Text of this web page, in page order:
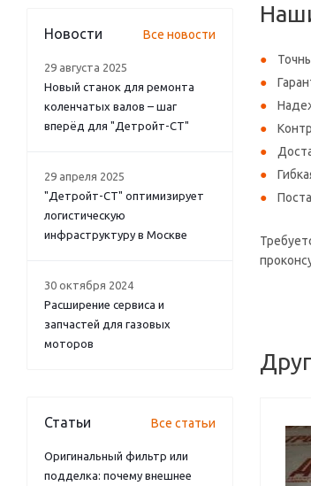
Новости Все новости
29 августа 2025
Новый станок для ремонта
коленчатых валов – шаг
вперёд для "Детройт-СТ"
29 апреля 2025
"Детройт-СТ" оптимизирует
логистическую
инфраструктуру в Москве
30 октября 2024
Расширение сервиса и
запчастей для газовых
моторов
Статьи Все статьи
Оригинальный фильтр или
подделка: почему внешнее